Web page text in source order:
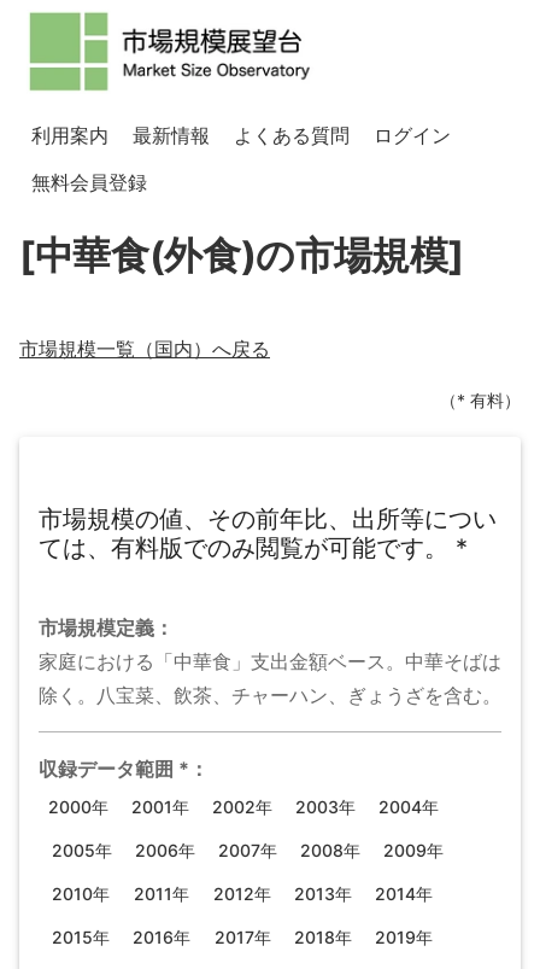
利用案内 最新情報 よくある質問
ログイン
無料会員登録
[中華食(外食)の市場規模]
市場規模一覧（国内）へ戻る
（* 有料）
市場規模の値、その前年比、出所等につい
ては、有料版でのみ閲覧が可能です。
*
市場規模定義：
家庭における「中華食」支出金額ベース。中華そばは
除く。八宝菜、飲茶、チャーハン、ぎょうざを含む。
収録データ範囲 * ：
2000年 2001年 2002年 2003年 2004年
2005年 2006年 2007年 2008年 2009年
2010年 2011年 2012年 2013年 2014年
2015年 2016年 2017年 2018年 2019年